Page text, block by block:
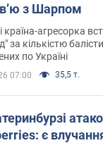
з Шарпом
країна-агресорка
за кількістю
по Україні
07:00 35,5 т.
є